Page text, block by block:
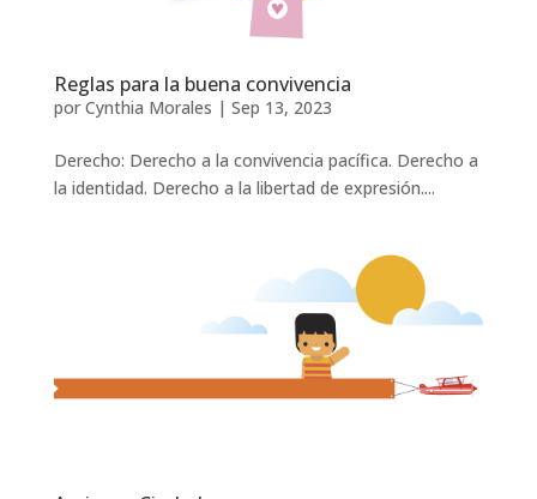
Reglas para la buena convivencia
por Cynthia Morales | Sep 13, 2023
Derecho: Derecho a la convivencia pacífica. Derecho a
la identidad. Derecho a la libertad de expresión....